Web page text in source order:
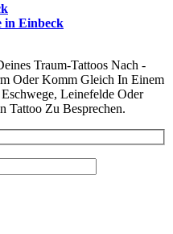
in Einbeck
Traum-Tattoos Nach -
Oder Komm Gleich In Einem
Leinefelde Oder
Tattoo Zu Besprechen.